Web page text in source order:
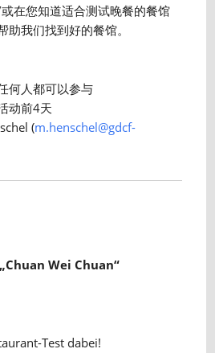
在您知道适合测试晚餐的餐馆
我们找到好的餐馆。
何人都可以参与
动前4天
(m.henschel@gdcf-
Wei Chuan“
Test dabei!